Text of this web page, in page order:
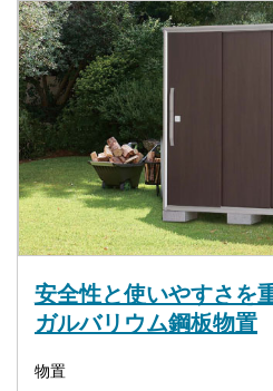
安全性と使いやすさを
ガルバリウム鋼板物置
物置